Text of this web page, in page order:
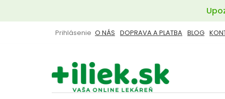
obsah
O NÁS DOPRAVA A PLATBA BLOG
Prihlásenie